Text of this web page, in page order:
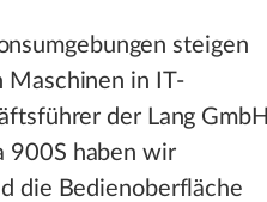
steigen
Maschinen in IT-
der Lang GmbH
900S haben wir
die Bedienoberfläche